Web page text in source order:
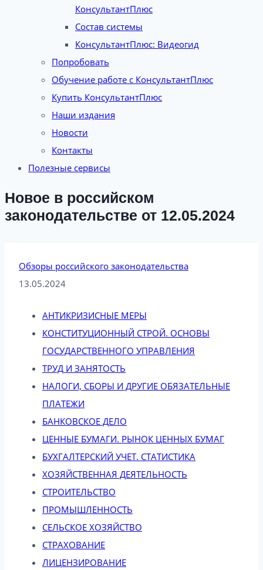
КонсультантПлюс
Состав системы
КонсультантПлюс: Видеогид
Попробовать
Обучение работе с КонсультантПлюс
Купить КонсультантПлюс
Наши издания
Новости
Контакты
Полезные сервисы
Новое в российском
законодательстве от 12.05.2024
Обзоры российского законодательства
13.05.2024
АНТИКРИЗИСНЫЕ МЕРЫ
КОНСТИТУЦИОННЫЙ СТРОЙ. ОСНОВЫ
ГОСУДАРСТВЕННОГО УПРАВЛЕНИЯ
ТРУД И ЗАНЯТОСТЬ
НАЛОГИ, СБОРЫ И ДРУГИЕ ОБЯЗАТЕЛЬНЫЕ
ПЛАТЕЖИ
БАНКОВСКОЕ ДЕЛО
ЦЕННЫЕ БУМАГИ. РЫНОК ЦЕННЫХ БУМАГ
БУХГАЛТЕРСКИЙ УЧЕТ. СТАТИСТИКА
ХОЗЯЙСТВЕННАЯ ДЕЯТЕЛЬНОСТЬ
СТРОИТЕЛЬСТВО
ПРОМЫШЛЕННОСТЬ
СЕЛЬСКОЕ ХОЗЯЙСТВО
СТРАХОВАНИЕ
ЛИЦЕНЗИРОВАНИЕ